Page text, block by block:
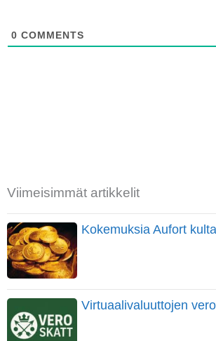
0 COMMENTS
Viimeisimmät artikkelit
Kokemuksia Aufort
Virtuaalivaluuttojen